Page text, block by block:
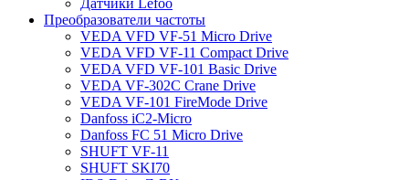
Преобразователи частоты
VEDA VFD VF-51 Micro Drive
VEDA VFD VF-11 Compact Drive
VEDA VFD VF-101 Basic Drive
VEDA VF-302C Crane Drive
VEDA VF-101 FireMode Drive
Danfoss iC2-Micro
Danfoss FC 51 Micro Drive
SHUFT VF-11
SHUFT SKI70